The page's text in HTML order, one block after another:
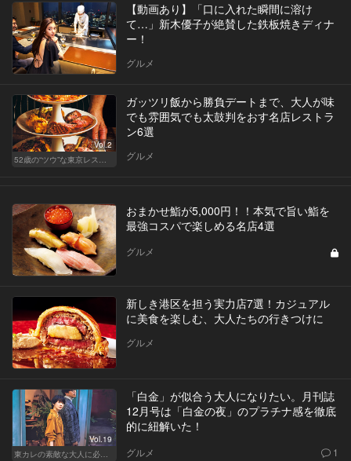
【動画あり】「口に入れた瞬間に溶け
て…」新木優子が絶賛した鉄板焼きディナ
ー！
グルメ
Vol.2
52歳の“ツウ”な東京レストラン
ガッツリ飯から勝負デートまで、大人が味
でも雰囲気でも太鼓判をおす名店レストラ
ン6選
グルメ
おまかせ鮨が5,000円！！本気で旨い鮨を
最強コスパで楽しめる名店4選
グルメ
新しき港区を担う実力店7選！カジュアル
に美食を楽しむ、大人たちの行きつけに
グルメ
Vol.19
東カレの素敵な大人に必要なこと
「白金」が似合う大人になりたい。月刊誌
12月号は「白金の夜」のプラチナ感を徹底
的に紐解いた！
グルメ 1